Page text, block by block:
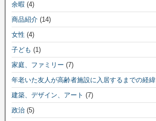
余暇 (4)
商品紹介 (14)
女性 (4)
子ども (1)
家庭、ファミリー (7)
年老いた友人が高齢者施設に入居するまでの経緯
建築、デザイン、アート (7)
政治 (5)